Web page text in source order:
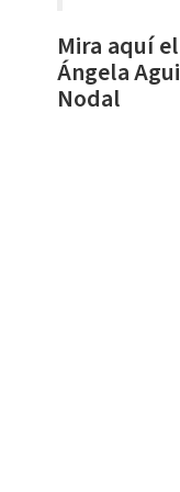
Mira aquí
Ángela
Nodal